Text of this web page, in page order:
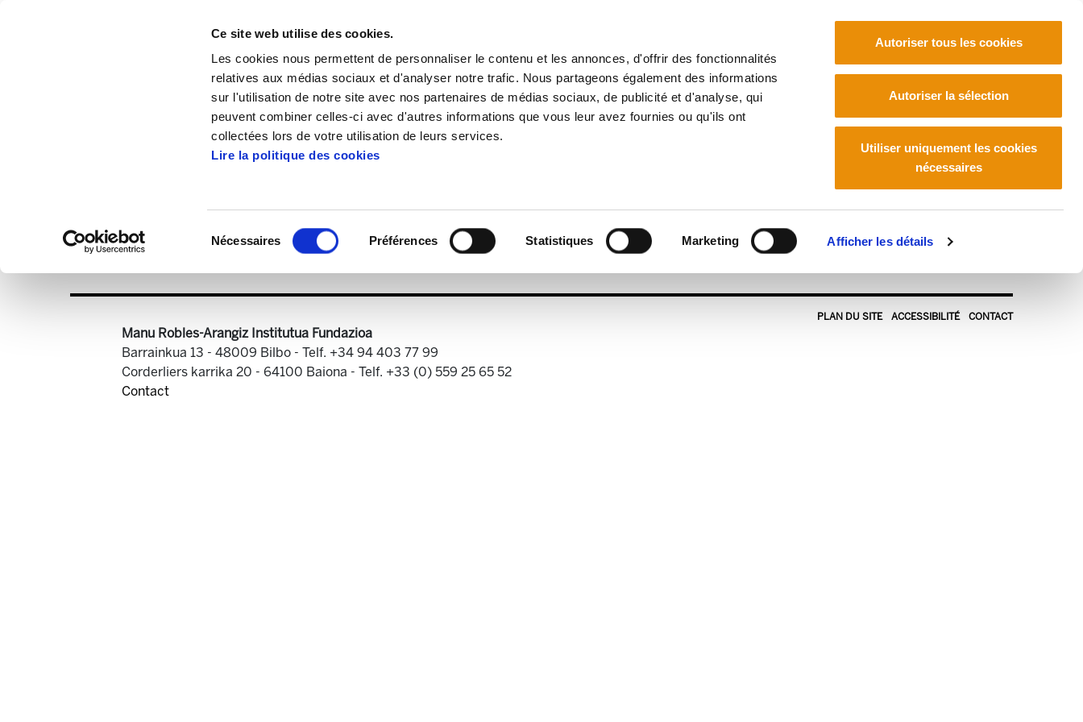
Ce site web utilise des cookies.
Les cookies nous permettent de personnaliser le contenu et les annonces, d'offrir des fonctionnalités
relatives aux médias sociaux et d'analyser notre trafic. Nous partageons également des informations
sur l'utilisation de notre site avec nos partenaires de médias sociaux, de publicité et d'analyse, qui
peuvent combiner celles-ci avec d'autres informations que vous leur avez fournies ou qu'ils ont
collectées lors de votre utilisation de leurs services.
Lire la politique des cookies
Nécessaires Préférences Statistiques Marketing Afficher les détails
Autoriser tous les cookies
Autoriser la sélection
Utiliser uniquement les cookies
nécessaires
Publications Astekaria Astekaria 30
Astekaria 30.PDF
PLAN DU SITE ACCESSIBILITÉ CONTACT
Manu Robles-Arangiz Institutua Fundazioa
Barrainkua 13 - 48009 Bilbo - Telf. +34 94 403 77 99
Corderliers karrika 20 - 64100 Baiona - Telf. +33 (0) 559 25 65 52
Contact